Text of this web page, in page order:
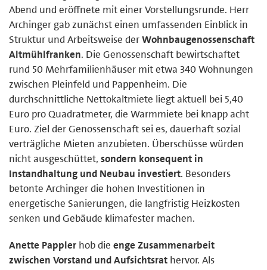
Abend und eröffnete mit einer Vorstellungsrunde. Herr
Archinger gab zunächst einen umfassenden Einblick in
Struktur und Arbeitsweise derWohnbaugenossenschaft
Altmühlfranken. Die Genossenschaft bewirtschaftet
rund 50 Mehrfamilienhäuser mit etwa 340 Wohnungen
zwischen Pleinfeld und Pappenheim. Die
durchschnittliche Nettokaltmiete liegt aktuell bei 5,40
Euro pro Quadratmeter, die Warmmiete bei knapp acht
Euro. Ziel der Genossenschaft sei es, dauerhaft sozial
verträgliche Mieten anzubieten. Überschüsse würden
nicht ausgeschüttet, sondern konsequent in
Instandhaltung und Neubau investiert. Besonders
betonte Archinger die hohen Investitionen in
energetische Sanierungen, die langfristig Heizkosten
senken und Gebäude klimafester machen.
Anette Pappler hob die enge Zusammenarbeit
zwischen Vorstand und Aufsichtsrat hervor. Als